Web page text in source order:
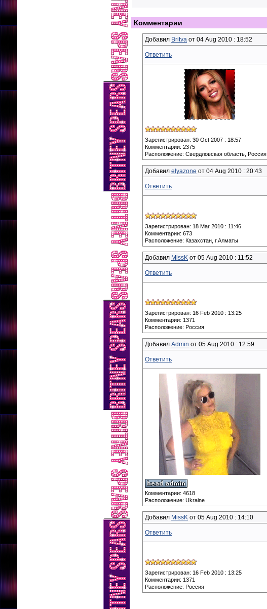
Комментарии
Добавил Britva от 04 Aug 2010 : 18:52
Ответить
Зарегистрирован: 30 Oct 2007 : 18:57
Комментарии: 2375
Расположение: Свердловская область, Россия
Добавил elyazone от 04 Aug 2010 : 20:43
Ответить
Зарегистрирован: 18 Mar 2010 : 11:46
Комментарии: 673
Расположение: Казахстан, г.Алматы
Добавил MissK от 05 Aug 2010 : 11:52
Ответить
Зарегистрирован: 16 Feb 2010 : 13:25
Комментарии: 1371
Расположение: Россия
Добавил Admin от 05 Aug 2010 : 12:59
Ответить
Комментарии: 4618
Расположение: Ukraine
Добавил MissK от 05 Aug 2010 : 14:10
Ответить
Зарегистрирован: 16 Feb 2010 : 13:25
Комментарии: 1371
Расположение: Россия